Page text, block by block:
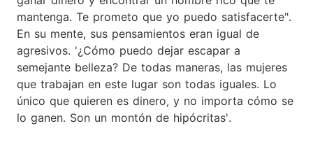
mantenga. Te prometo que yo puedo satisfacerte".
En su mente, sus pensamientos eran igual de
agresivos. '¿Cómo puedo dejar escapar a
semejante belleza? De todas maneras, las mujeres
que trabajan en este lugar son todas iguales. Lo
único que quieren es dinero, y no importa cómo se
lo ganen. Son un montón de hipócritas'.